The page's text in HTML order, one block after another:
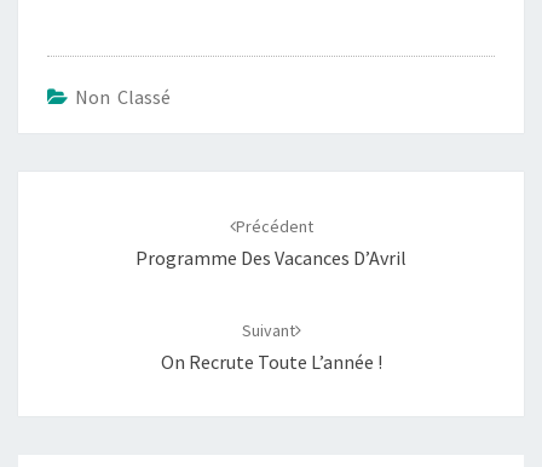
Non Classé
Précédent
Programme Des Vacances D’Avril
Suivant
On Recrute Toute L’année !